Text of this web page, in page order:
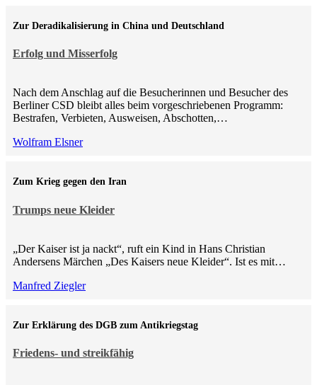
Erfolg und Misserfolg
Zur Deradikalisierung in China und Deutschland
Nach dem Anschlag auf die Besucherinnen und Besucher des
Berliner CSD bleibt alles beim vorgeschriebenen Programm:
Bestrafen, Verbieten, Ausweisen, Abschotten,…
Wolfram Elsner
Trumps neue Kleider
Zum Krieg gegen den Iran
„Der Kaiser ist ja nackt“, ruft ein Kind in Hans Christian
Andersens Märchen „Des Kaisers neue Kleider“. Ist es mit…
Manfred Ziegler
Friedens- und streikfähig
Zur Erklärung des DGB zum Antikriegstag